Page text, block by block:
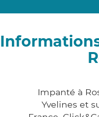
Impanté à
Yvelines et